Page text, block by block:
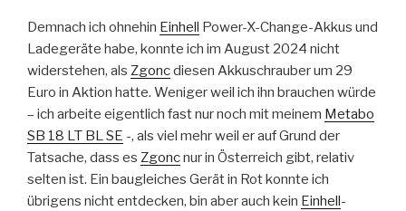
Demnach ich ohnehin Einhell Power-X-Change-Akkus und
Ladegeräte habe, konnte ich im August 2024 nicht
widerstehen, als Zgoncdiesen Akkuschrauber um 29
Euro in Aktion hatte. Weniger weil ich ihn brauchen würde
– ich arbeite eigentlich fast nur noch mit meinem Metabo
SB 18 LT BL SE -, als viel mehr weil er auf Grund der
Tatsache, dass es Zgoncnur in Österreich gibt, relativ
selten ist. Ein baugleiches Gerät in Rot konnte ich
übrigens nicht entdecken, bin aber auch kein Einhell-